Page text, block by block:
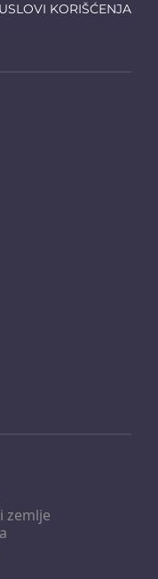
USLOVI KORIŠĆENJA
zemlje